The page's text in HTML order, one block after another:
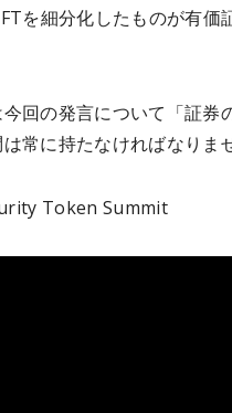
を細分化したものが有価
回の発言について「証券
常に持たなければなりま
Token Summit